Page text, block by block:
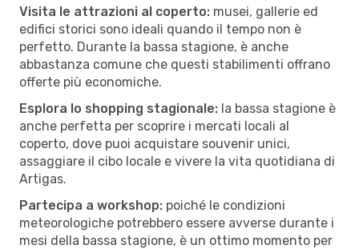
Visita le attrazioni al coperto: musei, gallerie ed
edifici storici sono ideali quando il tempo non è
perfetto. Durante la bassa stagione, è anche
abbastanza comune che questi stabilimenti offrano
offerte più economiche.
Esplora lo shopping stagionale: la bassa stagione è
anche perfetta per scoprire i mercati locali al
coperto, dove puoi acquistare souvenir unici,
assaggiare il cibo locale e vivere la vita quotidiana di
Artigas.
Partecipa a workshop: poiché le condizioni
meteorologiche potrebbero essere avverse durante i
mesi della bassa stagione, è un ottimo momento per